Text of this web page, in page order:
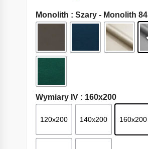
Monolith : Szary - Monolith 84
Wymiary IV : 160x200
120x200 140x200 160x200